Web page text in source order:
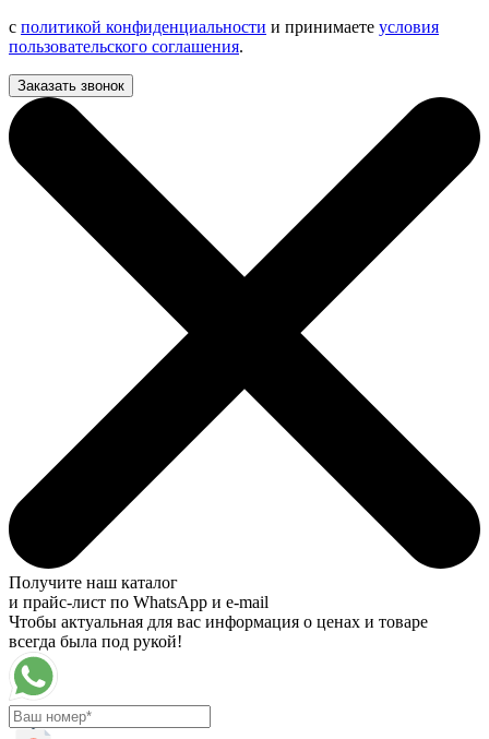
с политикой конфиденциальности и принимаете условия
пользовательского соглашения.
Заказать звонок
Получите наш каталог
и прайс-лист по WhatsApp и e-mail
Чтобы актуальная для вас информация о ценах и товаре
всегда была под рукой!